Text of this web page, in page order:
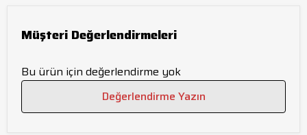
Müşteri Değerlendirmeleri
Bu ürün için değerlendirme yok
Değerlendirme Yazın